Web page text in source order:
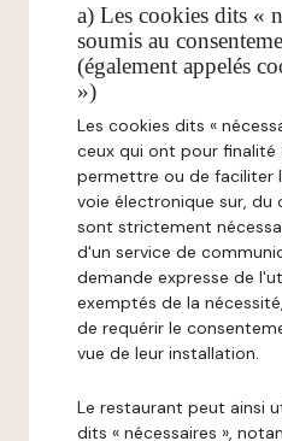
a) Les cookies dits «
soumis au
(également appelés
»)
Les cookies dits «
ceux qui ont pour finalité
permettre ou de faciliter
voie électronique sur, du
sont strictement
d'un service de
demande expresse de
exemptés de la
de requérir le
vue de leur installation.
Le restaurant peut ainsi
dits « nécessaires »,